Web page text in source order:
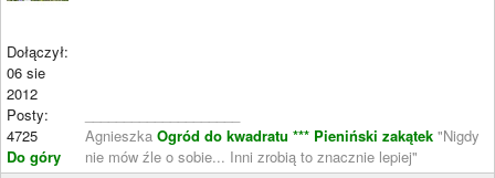
Dołączył:
06 sie
2012
Posty:
4725
Do góry
Agnieszka Ogród do kwadratu *** Pieniński zakątek "Nigdy
nie mów źle o sobie... Inni zrobią to znacznie lepiej"